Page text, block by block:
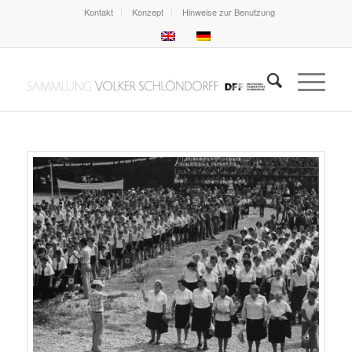
Kontakt Konzept Hinweise zur Benutzung